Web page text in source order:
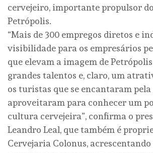
cervejeiro, importante propulsor
Petrópolis.
“Mais de 300 empregos diretos e
visibilidade para os empresários
que elevam a imagem de
grandes talentos e, claro, um
os turistas que se encantaram
aproveitaram para conhecer um
cultura cervejeira”, confirma o
Leandro Leal, que também é
Cervejaria Colonus,